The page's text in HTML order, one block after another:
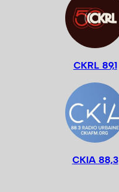
CKRL 89,1
CKIA 88,3